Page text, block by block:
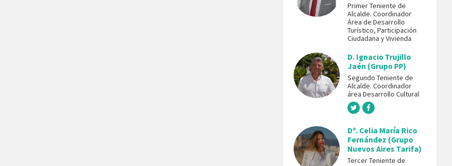
Primer Teniente de
Alcalde. Coordinador
Área de Desarrollo
Turístico, Participación
Ciudadana y Vivienda
D. Ignacio Trujillo
Jaén (Grupo PP)
Segundo Teniente de
Alcalde. Coordinador
área Desarrollo Cultural
Dª. Celia María Rico
Fernández (Grupo
Nuevos Aires Tarifa)
Tercer Teniente de